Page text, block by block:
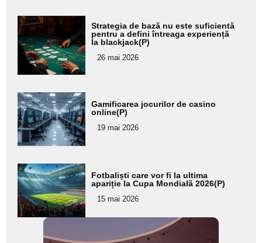
Adaugă
aici textul
pentru
subtitlu
Strategia de bază nu este suficientă
pentru a defini întreaga experiență
la blackjack(P)
26 mai 2026
Adaugă
aici textul
pentru
subtitlu
Gamificarea jocurilor de casino
online(P)
19 mai 2026
Adaugă
aici textul
pentru
subtitlu
Fotbaliști care vor fi la ultima
apariție la Cupa Mondială 2026(P)
15 mai 2026